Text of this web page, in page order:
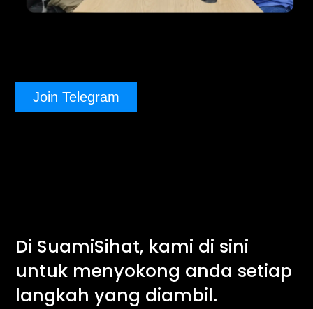
Join Telegram
Di SuamiSihat, kami di sini
untuk menyokong anda setiap
langkah yang diambil.